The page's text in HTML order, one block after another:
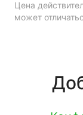
Цена
может